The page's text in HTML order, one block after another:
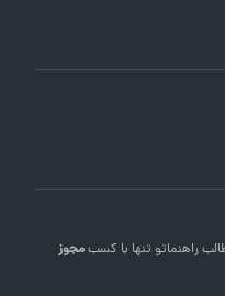
راهنماتو تنها با کسبمجوز